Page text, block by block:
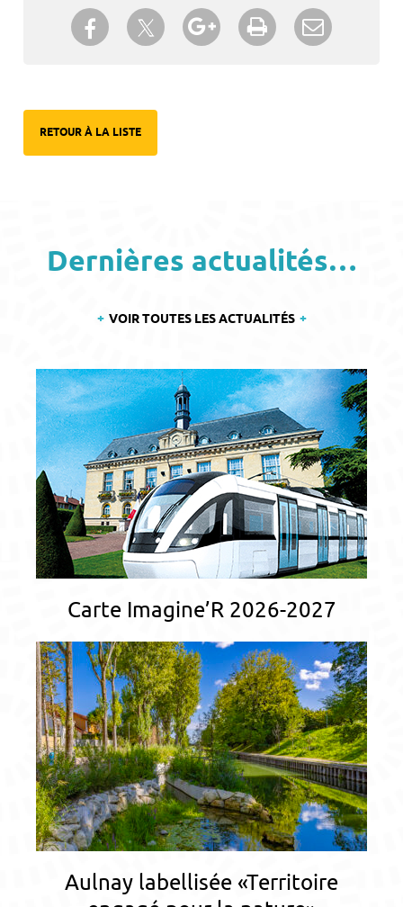
Partager sur Facebook
Partager sur TwitterPartager sur Google+
Imprimer
RETOUR À LA LISTE
Dernières actualités…
VOIR TOUTES LES ACTUALITÉS
Carte Imagine’R 2026-2027
Aulnay labellisée «Territoire